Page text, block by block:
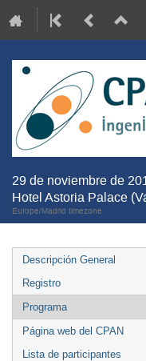
29 de noviembre de
Hotel Astoria Palace
Europe/Madrid timezone
Descripción General
Registro
Programa
Página web del CPAN
Lista de participantes